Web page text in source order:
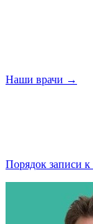
Наши врачи →
Порядок записи к